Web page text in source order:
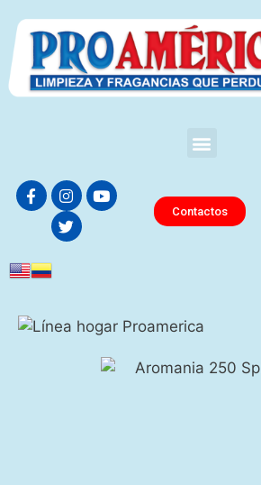
Contactos